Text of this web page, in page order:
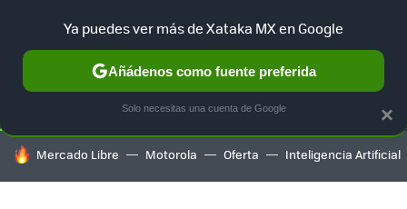
SELECCIÓN GAMING HOME AUTO TERRITORIO
HOY SE HABLA DE
Mercado Libre Motorola Oferta Inteligencia Artificial
×
Ya puedes ver más de Xataka MX en Google
Añádenos como fuente preferida
Solo necesitas una cuenta de Google